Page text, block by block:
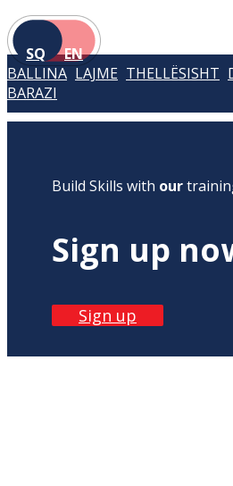
SQ EN
BALLINA LAJME THELLËSISHT
BARAZI
Build Skills with our
Sign up
Sign up